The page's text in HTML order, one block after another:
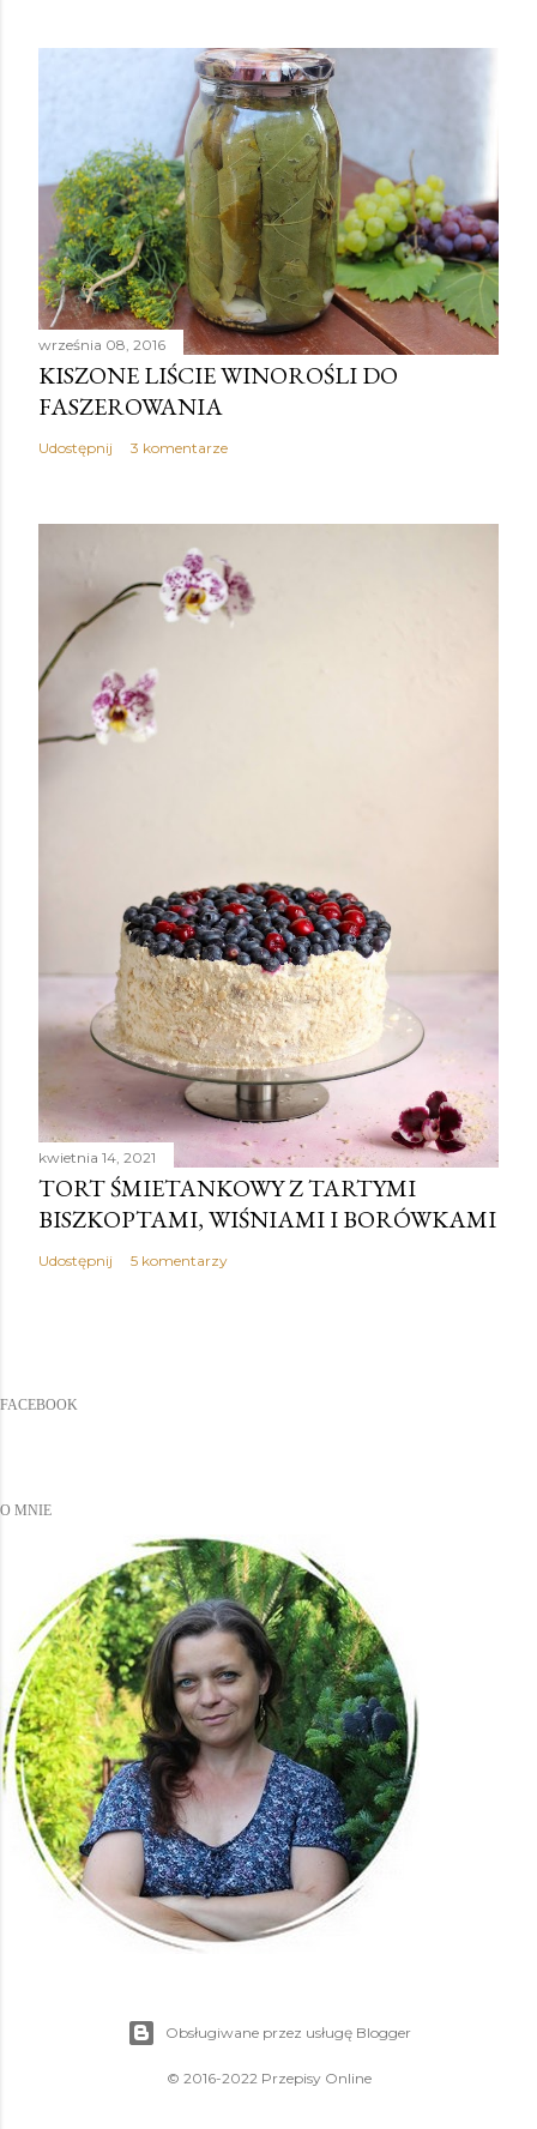
września 08, 2016
KISZONE LIŚCIE WINOROŚLI DO
FASZEROWANIA
Udostępnij 3 komentarze
kwietnia 14, 2021
TORT ŚMIETANKOWY Z TARTYMI
BISZKOPTAMI, WIŚNIAMI I BORÓWKAMI
Udostępnij 5 komentarzy
FACEBOOK
O MNIE
Obsługiwane przez usługę Blogger
© 2016-2022 Przepisy Online